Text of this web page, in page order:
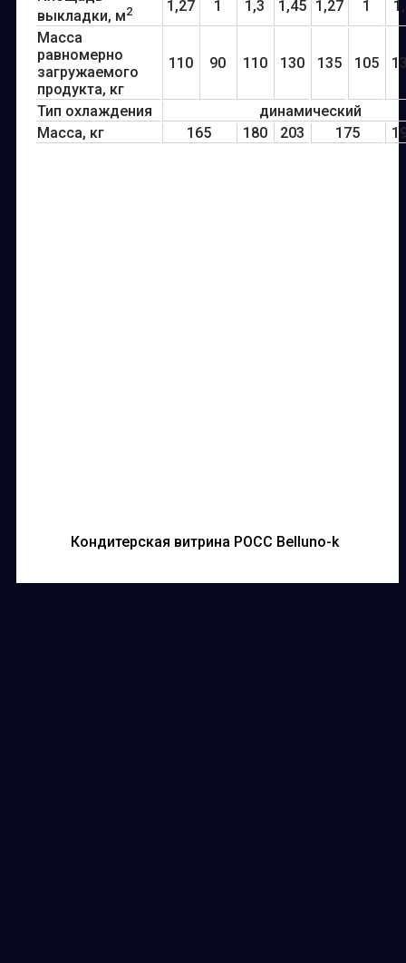
выкладки, м2 1,27 1 1,3 1,45 1,27 1
Масса
равномерно
загружаемого
продукта, кг
110 90 110 130 135 105
Тип охлаждения
динамический
Масса, кг
165 180 203 175
Кондитерская витрина РОСС Belluno-k